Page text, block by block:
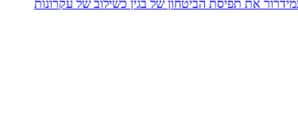
את תפיסת הביטחון של בגין כשילוב של עקרונות